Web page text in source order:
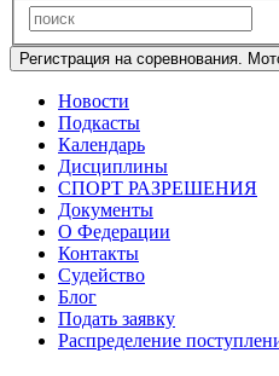
Регистрация на соревнования.
Новости
Подкасты
Календарь
Дисциплины
СПОРТ РАЗРЕШЕНИЯ
Документы
О Федерации
Контакты
Судейство
Блог
Подать заявку
Распределение